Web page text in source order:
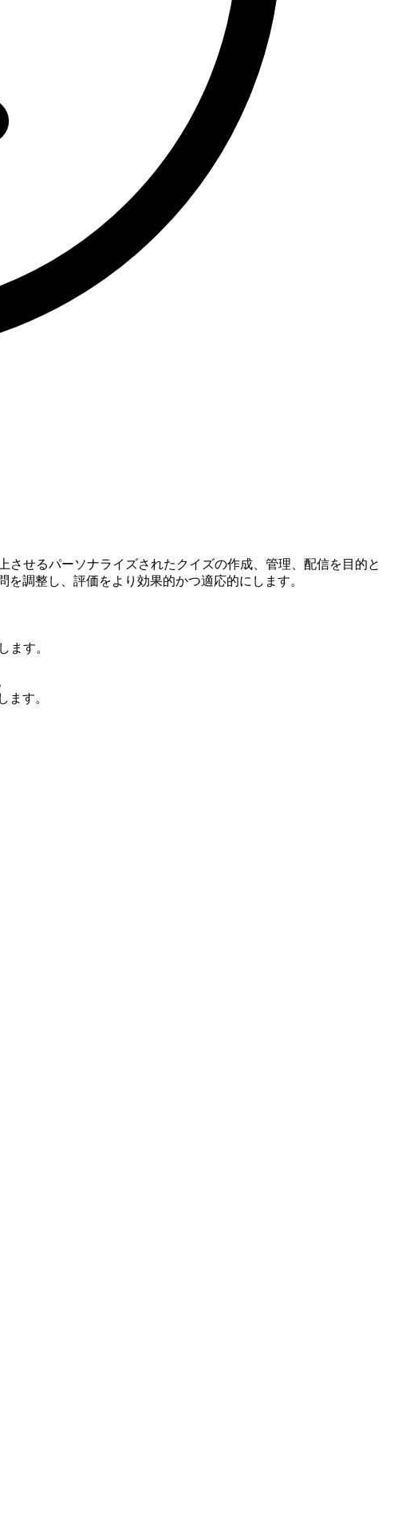
せるパーソナライズされたクイズの作成、管理、配信を目的と
調整し、評価をより効果的かつ適応的にします。
ます。
ます。